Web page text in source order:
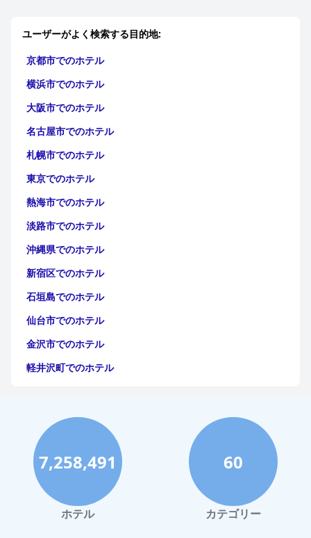
ユーザーがよく検索する目的地:
京都市でのホテル
横浜市でのホテル
大阪市でのホテル
名古屋市でのホテル
札幌市でのホテル
東京でのホテル
熱海市でのホテル
淡路市でのホテル
沖縄県でのホテル
新宿区でのホテル
石垣島でのホテル
仙台市でのホテル
金沢市でのホテル
軽井沢町でのホテル
神戸市でのホテル
宮古島でのホテル
函館市でのホテル
ハワイイでのホテル
鎌倉市でのホテル
7,258,491
ホテル
60
カテゴリー